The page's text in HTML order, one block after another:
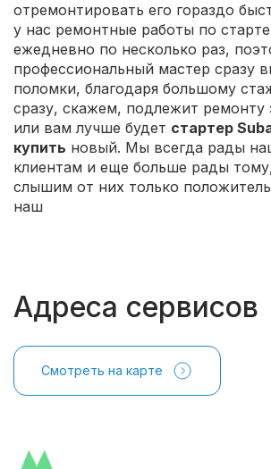
отремонтировать его гораздо
у нас ремонтные работы по
ежедневно по несколько раз,
профессиональный мастер сразу
поломки, благодаря большому
сразу, скажем, подлежит ремонту
или вам лучше будет стартер
купить новый. Мы всегда рады
клиентам и еще больше рады
слышим от них только
наш
Адреса сервисов
Смотреть на карте